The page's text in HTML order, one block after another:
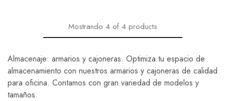
Mostrando 4 of 4 products
Almacenaje: armarios y cajoneras. Optimiza tu espacio de
almacenamiento con nuestros armarios y cajoneras de calidad
para oficina. Contamos con gran variedad de modelos y
tamaños.